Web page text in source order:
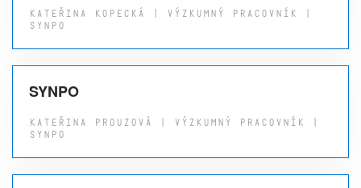
KATEŘINA KOPECKÁ | VÝZKUMNÝ PRACOVNÍK |
SYNPO
SYNPO
KATEŘINA PROUZOVÁ | VÝZKUMNÝ PRACOVNÍK |
SYNPO